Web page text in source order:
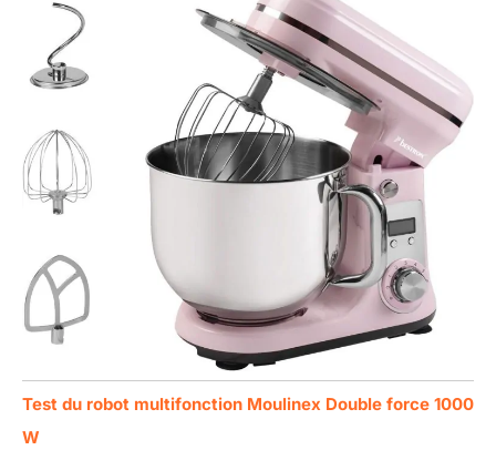
Test du robot multifonction Moulinex Double force 1000
W